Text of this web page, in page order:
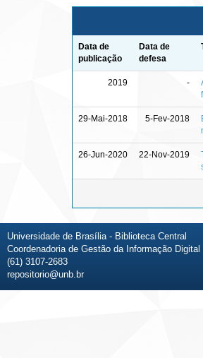
Data de
publicação
Data de
defesa
2019 -
29-Mai-2018 5-Fev-2018
26-Jun-2020 22-Nov-2019
Universidade de Brasília - Biblioteca Central
Coordenadoria de Gestão da Informação Digital
(61) 3107-2683
repositorio@unb.br